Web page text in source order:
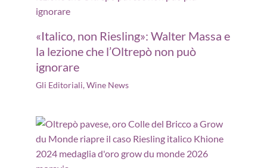
«Italico, non Riesling»: Walter Massa e
la lezione che l’Oltrepò non può
ignorare
Gli Editoriali,Wine News